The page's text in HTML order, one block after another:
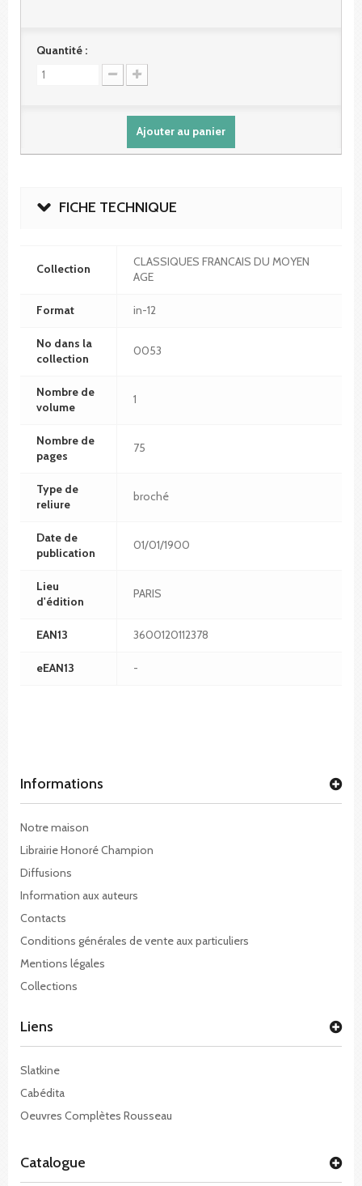
Quantité :
Ajouter au panier
FICHE TECHNIQUE
Collection
CLASSIQUES FRANCAIS DU MOYEN
AGE
Format in-12
No dans la
collection
0053
Nombre de
volume
1
Nombre de
pages
75
Type de
reliure
broché
Date de
publication
01/01/1900
Lieu
d'édition
PARIS
EAN13 3600120112378
eEAN13 -
Informations
Notre maison
Librairie Honoré Champion
Diffusions
Information aux auteurs
Contacts
Conditions générales de vente aux particuliers
Mentions légales
Collections
Liens
Slatkine
Cabédita
Oeuvres Complètes Rousseau
Catalogue